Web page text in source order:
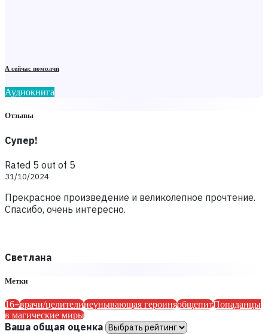
А сейчас помолчи
Аудиокнига
Отзывы
Супер!
Rated 5 out of 5
31/10/2024
Прекрасное произведение и великолепное прочтение.
Спасибо, очень интересно.
Светлана
Метки
16+врачи/целителинеунывающая героиняобщепитПопаданцы
в магические миры
Ваша общая оценка